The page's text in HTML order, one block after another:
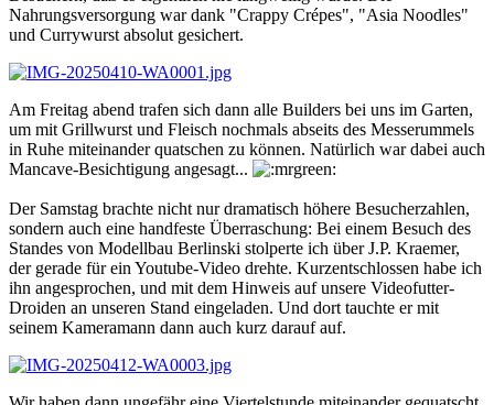
Nahrungsversorgung war dank "Crappy Crépes", "Asia Noodles"
und Currywurst absolut gesichert.
Am Freitag abend trafen sich dann alle Builders bei uns im Garten,
um mit Grillwurst und Fleisch nochmals abseits des Messerummels
in Ruhe miteinander quatschen zu können. Natürlich war dabei auch
Mancave-Besichtigung angesagt...
Der Samstag brachte nicht nur dramatisch höhere Besucherzahlen,
sondern auch eine handfeste Überraschung: Bei einem Besuch des
Standes von Modellbau Berlinski stolperte ich über J.P. Kraemer,
der gerade für ein Youtube-Video drehte. Kurzentschlossen habe ich
ihn angesprochen, und mit dem Hinweis auf unsere Videofutter-
Droiden an unseren Stand eingeladen. Und dort tauchte er mit
seinem Kameramann dann auch kurz darauf auf.